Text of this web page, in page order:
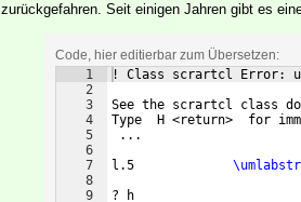
zurückgefahren. Seit einigen Jahren gibt es
Code, hier editierbar zum Übersetzen:
1
2
3
4
5
6
7
8
9
! Class scrartcl Error:
See the scrartcl class
Type  H <return>  for
...
l.5
? h